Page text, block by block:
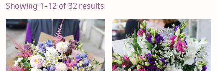
Showing 1–12 of 32 results
by
popularity